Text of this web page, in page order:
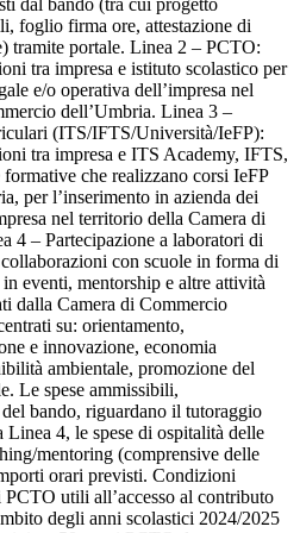
dal bando (tra cui progetto
foglio firma ore, attestazione di
tramite portale. Linea 2 – PCTO:
tra impresa e istituto scolastico per
e/o operativa dell’impresa nel
dell’Umbria. Linea 3 –
(ITS/IFTS/Università/IeFP):
tra impresa e ITS Academy, IFTS,
che realizzano corsi IeFP
per l’inserimento in azienda dei
nel territorio della Camera di
4 – Partecipazione a laboratori di
con scuole in forma di
eventi, mentorship e altre attività
dalla Camera di Commercio
su: orientamento,
e innovazione, economia
ambientale, promozione del
Le spese ammissibili,
bando, riguardano il tutoraggio
4, le spese di ospitalità delle
mentoring (comprensive delle
orari previsti. Condizioni
utili all’accesso al contributo
degli anni scolastici 2024/2025